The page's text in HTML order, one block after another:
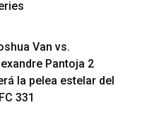
Van vs.
Pantoja 2
la pelea estelar del
331